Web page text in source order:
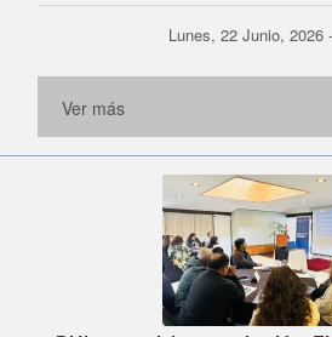
Lunes, 22 Junio, 2026
Ver más